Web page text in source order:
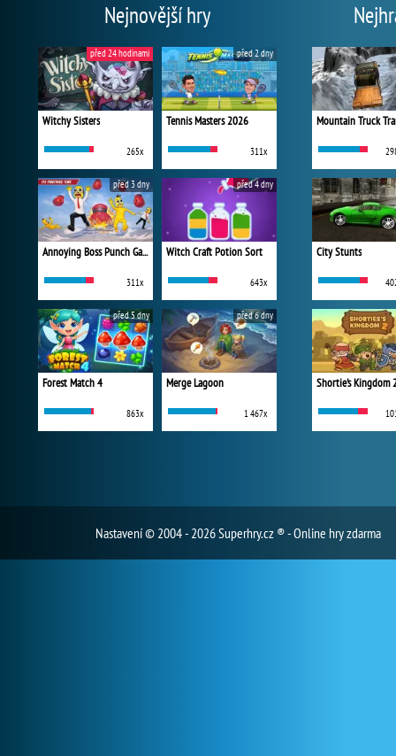
Nejnovější hry
Witchy Sisters
265x
před 24 hodinami
Tennis Masters 2026
311x
před 2 dny
Annoying Boss Punch Game
311x
před 3 dny
Witch Craft Potion Sort
643x
před 4 dny
Forest Match 4
863x
před 5 dny
Merge Lagoon
1 467x
před 6 dny
Mountain Truck
City Stunts
Shortie's Kingdom
Nastavení© 2004 - 2026 Superhry.cz ® - Online hry zdarma